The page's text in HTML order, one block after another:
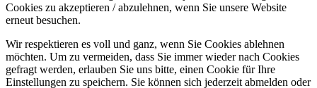
Cookies zu akzeptieren / abzulehnen, wenn Sie unsere Website
erneut besuchen.
Wir respektieren es voll und ganz, wenn Sie Cookies ablehnen
möchten. Um zu vermeiden, dass Sie immer wieder nach Cookies
gefragt werden, erlauben Sie uns bitte, einen Cookie für Ihre
Einstellungen zu speichern. Sie können sich jederzeit abmelden oder